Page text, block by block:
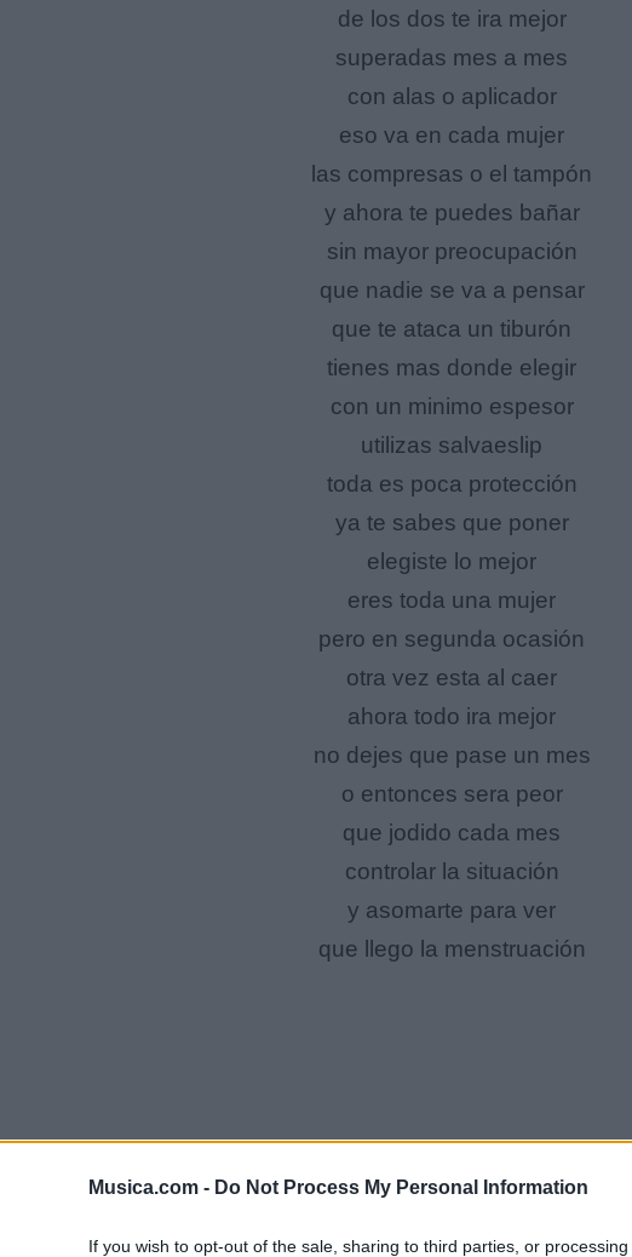
Musica.com - Do Not Process My Personal Information
If you wish to opt-out of the sale, sharing to third parties, or
de los dos te ira mejor
superadas mes a mes
con alas o aplicador
eso va en cada mujer
las compresas o el tampón
y ahora te puedes bañar
sin mayor preocupación
que nadie se va a pensar
que te ataca un tiburón
tienes mas donde elegir
con un minimo espesor
utilizas salvaeslip
toda es poca protección
ya te sabes que poner
elegiste lo mejor
eres toda una mujer
pero en segunda ocasión
otra vez esta al caer
ahora todo ira mejor
no dejes que pase un mes
o entonces sera peor
que jodido cada mes
controlar la situación
y asomarte para ver
que llego la menstruación